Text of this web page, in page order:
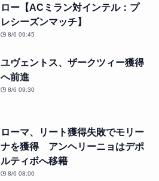
ロー【ACミラン対インテル：プ
レシーズンマッチ】
8/6 09:45
ユヴェントス、ザークツィー獲得
へ前進
8/6 09:30
ローマ、リート獲得失敗でモリー
ナを獲得 アンヘリーニョはデポ
ルティボへ移籍
8/6 08:00